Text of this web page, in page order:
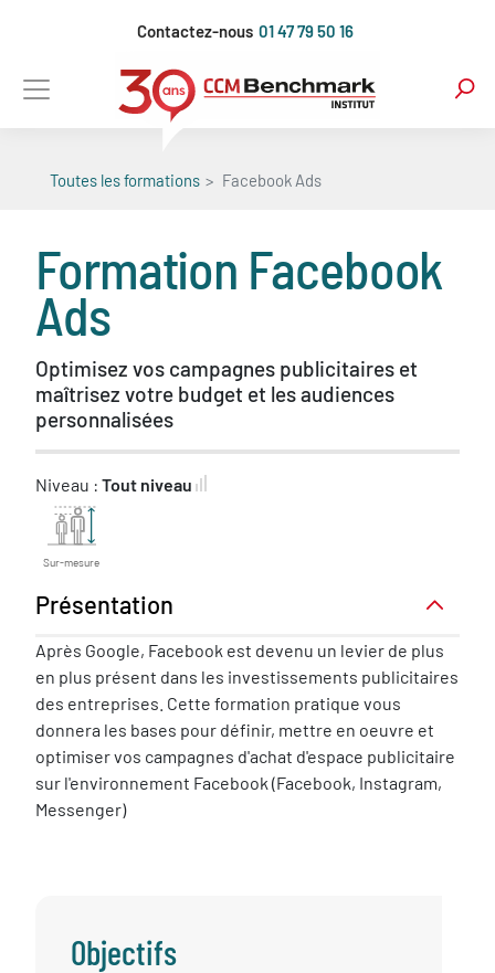
principal
Contactez-nous 01 47 79 50 16
Toutes les formations Facebook Ads
Formation Facebook
Ads
Optimisez vos campagnes publicitaires et
maîtrisez votre budget et les audiences
personnalisées
Niveau : Tout niveau
Sur-mesure
Présentation
Présentation
Après Google, Facebook est devenu un levier de plus
en plus présent dans les investissements publicitaires
des entreprises. Cette formation pratique vous
donnera les bases pour définir, mettre en oeuvre et
optimiser vos campagnes d'achat d'espace publicitaire
sur l'environnement Facebook (Facebook, Instagram,
Messenger)
Objectifs